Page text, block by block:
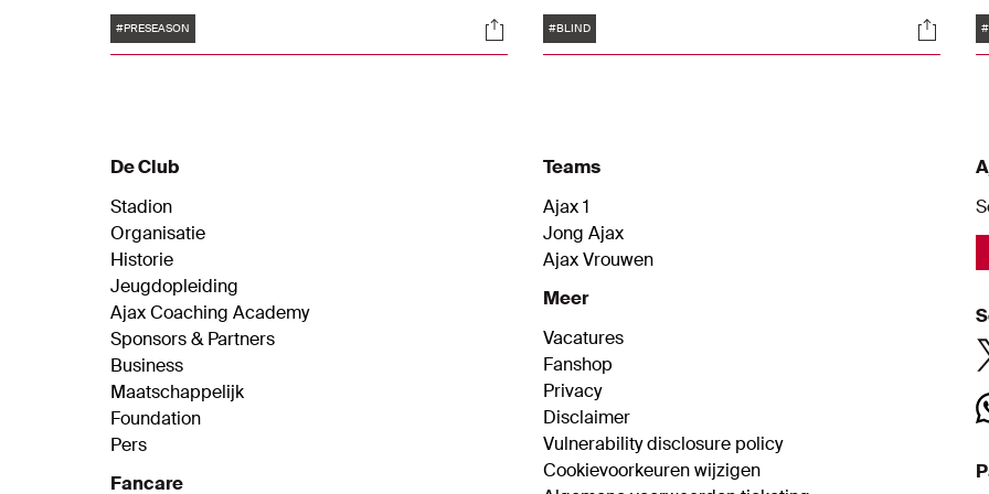
Gelderse Garderen.
Tags
#PRESEASON Socialseen looptijd heeft tot en met 30 juni 2027.
Tags
#BLIND
De Club
Stadion
Organisatie
Historie
Jeugdopleiding
Ajax Coaching Academy
Sponsors & Partners
Business
Maatschappelijk
Foundation
Pers
Fancare
Teams
Ajax 1
Jong Ajax
Ajax Vrouwen
Meer
Vacatures
Fanshop
Privacy
Disclaimer
Vulnerability disclosure policy
Cookievoorkeuren wijzigen